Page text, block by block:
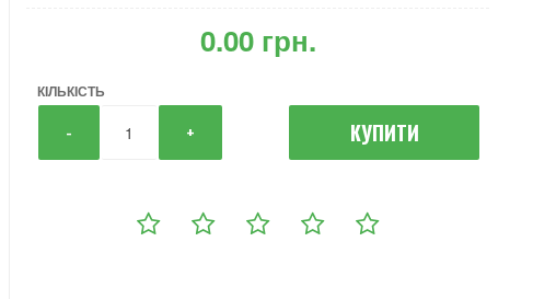
‎0.00 грн.
КІЛЬКІСТЬ
- + КУПИТИ